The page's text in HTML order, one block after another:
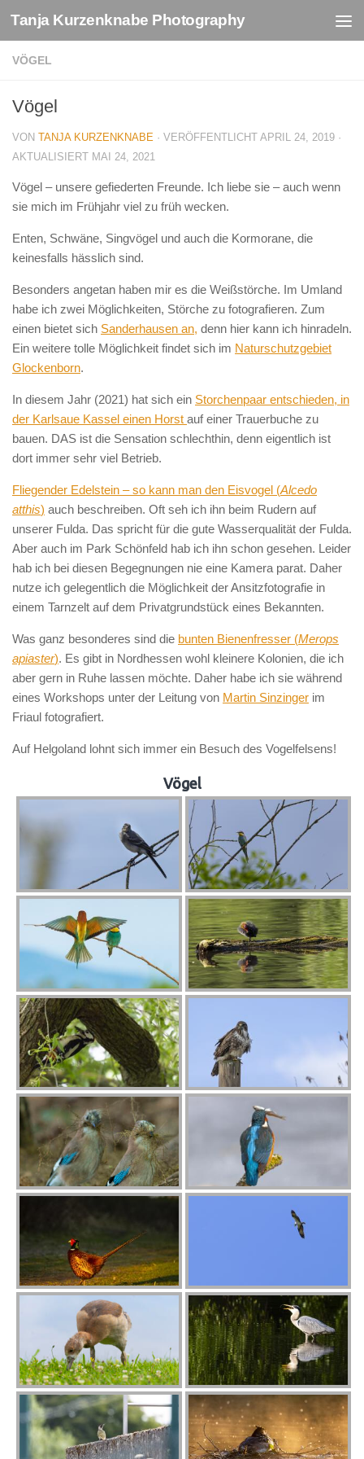
Zum Inhalt springen
Tanja Kurzenknabe Photography
VÖGEL
Vögel
VON TANJA KURZENKNABE · VERÖFFENTLICHT APRIL 24, 2019 ·
AKTUALISIERT MAI 24, 2021
Vögel – unsere gefiederten Freunde. Ich liebe sie – auch wenn
sie mich im Frühjahr viel zu früh wecken.
Enten, Schwäne, Singvögel und auch die Kormorane, die
keinesfalls hässlich sind.
Besonders angetan haben mir es die Weißstörche. Im Umland
habe ich zwei Möglichkeiten, Störche zu fotografieren. Zum
einen bietet sich Sanderhausen an, denn hier kann ich hinradeln.
Ein weitere tolle Möglichkeit findet sich im Naturschutzgebiet
Glockenborn.
In diesem Jahr (2021) hat sich ein Storchenpaar entschieden, in
der Karlsaue Kassel einen Horst auf einer Trauerbuche zu
bauen. DAS ist die Sensation schlechthin, denn eigentlich ist
dort immer sehr viel Betrieb.
Fliegender Edelstein – so kann man den Eisvogel (Alcedo
atthis) auch beschreiben. Oft seh ich ihn beim Rudern auf
unserer Fulda. Das spricht für die gute Wasserqualität der Fulda.
Aber auch im Park Schönfeld hab ich ihn schon gesehen. Leider
hab ich bei diesen Begegnungen nie eine Kamera parat. Daher
nutze ich gelegentlich die Möglichkeit der Ansitzfotografie in
einem Tarnzelt auf dem Privatgrundstück eines Bekannten.
Was ganz besonderes sind die bunten Bienenfresser (Merops
apiaster). Es gibt in Nordhessen wohl kleinere Kolonien, die ich
aber gern in Ruhe lassen möchte. Daher habe ich sie während
eines Workshops unter der Leitung von Martin Sinzinger im
Friaul fotografiert.
Auf Helgoland lohnt sich immer ein Besuch des Vogelfelsens!
Vögel